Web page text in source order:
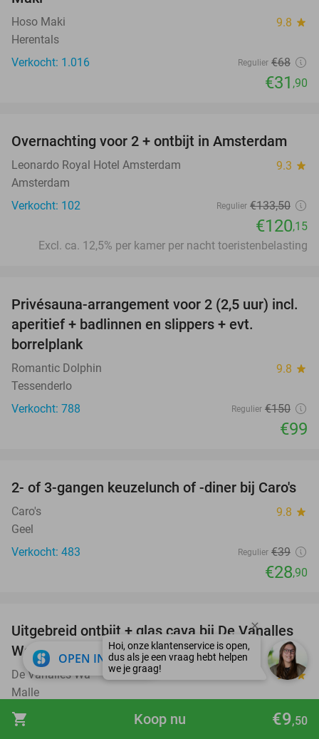
shopping_cart €9,50
Koop nu
Hoso Maki 9.8 star
Herentals
Verkocht: 1.016
Regulier €68
€31 ,90
10%
Overnachting voor 2 + ontbijt in Amsterdam
Leonardo Royal Hotel Amsterdam 9.3 star
Amsterdam
Verkocht: 102
Regulier €133,50
€120,15
Excl. ca. 12,5% per kamer per nacht toeristenbelasting
34%
Privésauna-arrangement voor 2 (2,5 uur) incl.
aperitief + badlinnen en slippers + evt.
borrelplank
Romantic Dolphin 9.8 star
Tessenderlo
Verkocht: 788
Regulier €150
€99
26%
2- of 3-gangen keuzelunch of -diner bij Caro's
Caro's 9.8 star
Geel
Verkocht: 483
Regulier €39
€28,90
35%
Uitgebreid ontbijt + glas cava bij De Vanalles
Wa
De Vanalles Wa 9.4star
Malle
Verkocht: 93
€26
OPEN IN APP close